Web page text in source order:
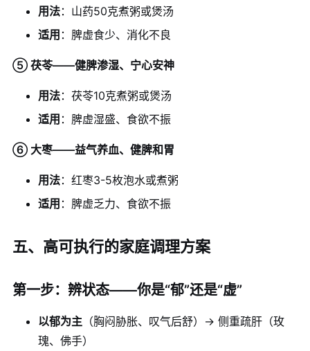
用法：山药50克煮粥或煲汤
适用 ：脾虚食少、消化不良
⑤ 茯苓——健脾渗湿、宁心安神
用法：茯苓10克煮粥或煲汤
适用 ：脾虚湿盛、食欲不振
⑥ 大枣——益气养血、健脾和胃
用法：红枣3-5枚泡水或煮粥
适用 ：脾虚乏力、食欲不振
五、高可执行的家庭调理方案
第一步：辨状态——你是“郁”还是“虚”
以郁为主 （胸闷胁胀、叹气后舒）→ 侧重疏肝（玫
瑰、佛手）